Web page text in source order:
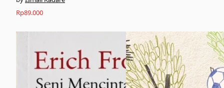
Rp89.000